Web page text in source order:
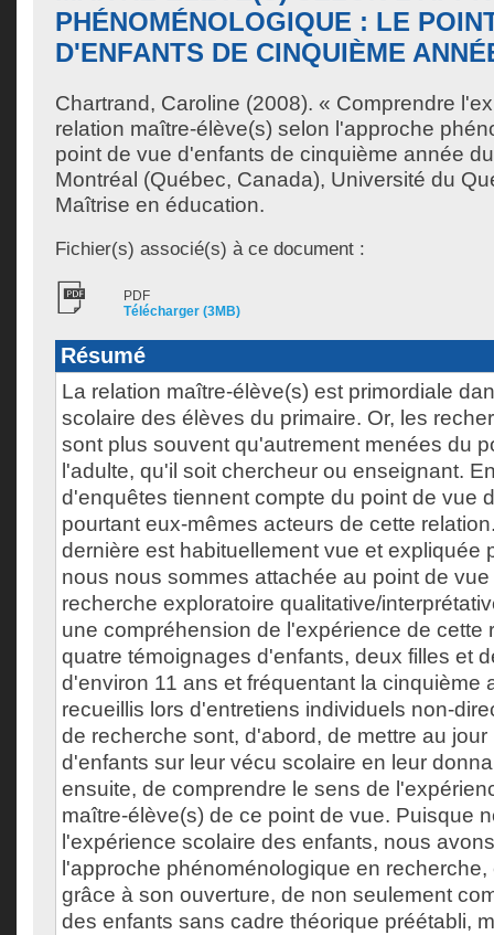
PHÉNOMÉNOLOGIQUE : LE
D'ENFANTS DE CINQUIÈME
Chartrand, Caroline (2008). « Comprendre
relation maître-élève(s) selon l'approche
point de vue d'enfants de cinquième année
Montréal (Québec, Canada), Université du
Maîtrise en éducation.
Fichier(s) associé(s) à ce document :
PDF
Télécharger (3MB)
Résumé
La relation maître-élève(s) est primordiale
scolaire des élèves du primaire. Or, les
sont plus souvent qu'autrement menées du
l'adulte, qu'il soit chercheur ou enseignant.
d'enquêtes tiennent compte du point de vue
pourtant eux-mêmes acteurs de cette
dernière est habituellement vue et expliquée
nous nous sommes attachée au point de
recherche exploratoire qualitative/
une compréhension de l'expérience de cette
quatre témoignages d'enfants, deux filles et
d'environ 11 ans et fréquentant la cinquième
recueillis lors d'entretiens individuels non-
de recherche sont, d'abord, de mettre au
d'enfants sur leur vécu scolaire en leur
ensuite, de comprendre le sens de
maître-élève(s) de ce point de vue. Puisque
l'expérience scolaire des enfants, nous
l'approche phénoménologique en
grâce à son ouverture, de non seulement
des enfants sans cadre théorique préétabli,